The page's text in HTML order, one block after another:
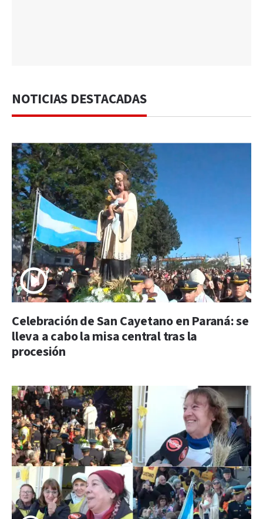
NOTICIAS DESTACADAS
Celebración de San Cayetano en Paraná: se
lleva a cabo la misa central tras la
procesión